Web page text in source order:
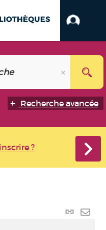
Recherche avancée
?
Lien